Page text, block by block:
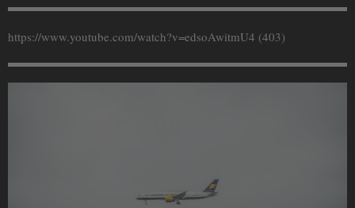
https://www.youtube.com/watch?v=edsoAwitmU4 (403)